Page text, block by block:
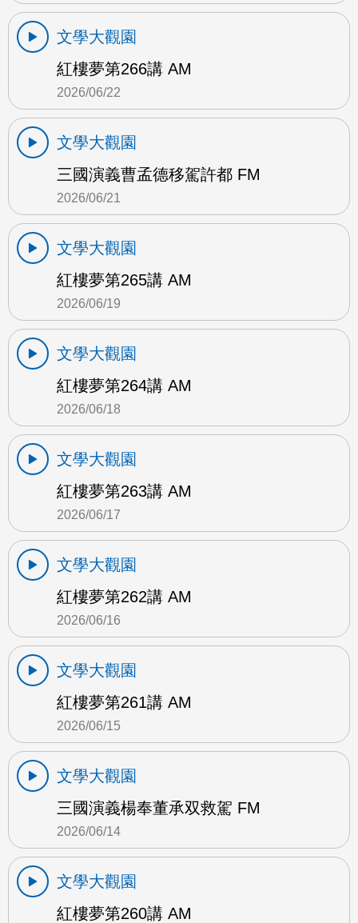
文學大觀園
紅樓夢第266講 AM
2026/06/22
文學大觀園
三國演義曹孟德移駕許都 FM
2026/06/21
文學大觀園
紅樓夢第265講 AM
2026/06/19
文學大觀園
紅樓夢第264講 AM
2026/06/18
文學大觀園
紅樓夢第263講 AM
2026/06/17
文學大觀園
紅樓夢第262講 AM
2026/06/16
文學大觀園
紅樓夢第261講 AM
2026/06/15
文學大觀園
三國演義楊奉董承双救駕 FM
2026/06/14
文學大觀園
紅樓夢第260講 AM